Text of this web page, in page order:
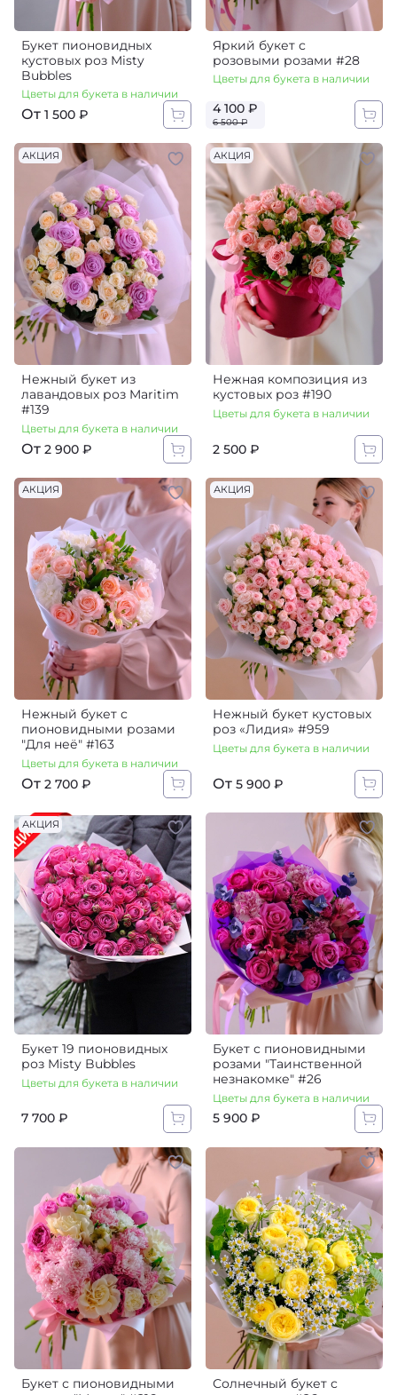
Букет пионовидных
кустовых роз Misty
Bubbles
Цветы для букета в наличии
От 1 500 ₽
Яркий букет с
розовыми розами #28
Цветы для букета в наличии
4 100 ₽
6 500 ₽
АКЦИЯ
Нежный букет из
лавандовых роз Maritim
#139
Цветы для букета в наличии
От 2 900 ₽
АКЦИЯ
Нежная композиция из
кустовых роз #190
Цветы для букета в наличии
2 500 ₽
АКЦИЯ
Нежный букет с
пионовидными розами
"Для неё" #163
Цветы для букета в наличии
От 2 700 ₽
АКЦИЯ
Нежный букет кустовых
роз «Лидия»‎ #959
Цветы для букета в наличии
От 5 900 ₽
АКЦИЯ
Букет 19 пионовидных
роз Misty Bubbles
Цветы для букета в наличии
7 700 ₽
Букет с пионовидными
розами "Таинственной
незнакомке" #26
Цветы для букета в наличии
5 900 ₽
Букет с пионовидными
Солнечный букет с